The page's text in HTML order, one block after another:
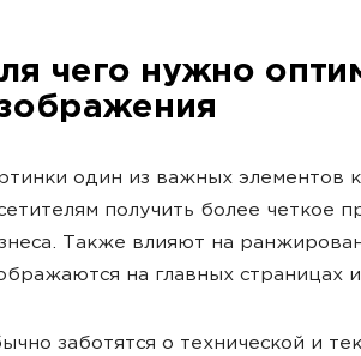
чего нужно
один из важных элементов
получить более четкое
Также влияют на
на главных страницах
заботятся о технической и